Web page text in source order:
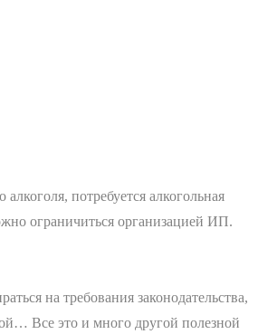
потребуется алкогольная
ограничиться организацией ИП.
на требования законодательства,
Все это и много другой полезной